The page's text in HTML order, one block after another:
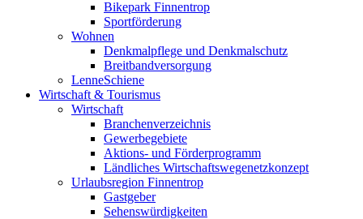
Bikepark Finnentrop
Sportförderung
Wohnen
Denkmalpflege und Denkmalschutz
Breitbandversorgung
LenneSchiene
Wirtschaft & Tourismus
Wirtschaft
Branchenverzeichnis
Gewerbegebiete
Aktions- und Förderprogramm
Ländliches Wirtschaftswegenetzkonzept
Urlaubsregion Finnentrop
Gastgeber
Sehenswürdigkeiten